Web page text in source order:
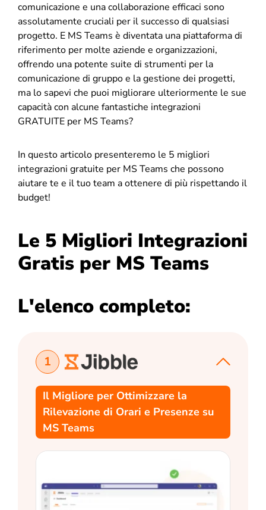
comunicazione e una collaborazione efficaci sono
assolutamente cruciali per il successo di qualsiasi
progetto. E MS Teams è diventata una piattaforma di
riferimento per molte aziende e organizzazioni,
offrendo una potente suite di strumenti per la
comunicazione di gruppo e la gestione dei progetti,
ma lo sapevi che puoi migliorare ulteriormente le sue
capacità con alcune fantastiche integrazioni
GRATUITE per MS Teams?
In questo articolo presenteremo le 5 migliori
integrazioni gratuite per MS Teams che possono
aiutare te e il tuo team a ottenere di più rispettando il
budget!
Le 5 Migliori Integrazioni
Gratis per MS Teams
L'elenco completo:
1
Il Migliore per Ottimizzare la
Rilevazione di Orari e Presenze su
MS Teams